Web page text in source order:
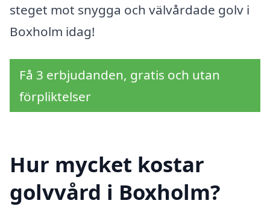
steget mot snygga och välvårdade golv i
Boxholm idag!
Få 3 erbjudanden, gratis och utan
förpliktelser
Hur mycket kostar
golvvård i Boxholm?